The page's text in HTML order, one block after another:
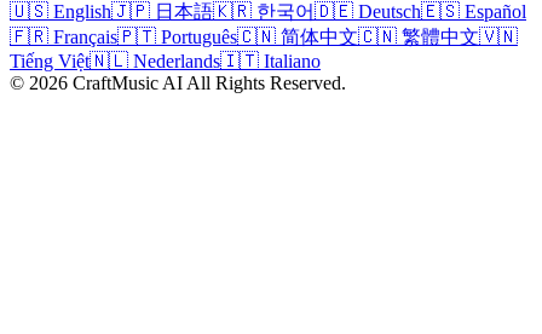
🇺🇸 English🇯🇵 日本語🇰🇷 한국어🇩🇪 Deutsch🇪🇸 Español
🇫🇷 Français🇵🇹 Português🇨🇳 简体中文🇨🇳 繁體中文🇻🇳
Tiếng Việt🇳🇱 Nederlands🇮🇹 Italiano
© 2026 CraftMusic AI All Rights Reserved.